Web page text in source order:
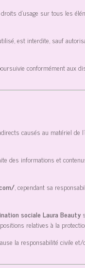
d’usage sur tous les
est interdite, sauf
conformément aux
causés au matériel de
des informations et
, cependant sa
sociale Laura Beauty
relatives à la
la responsabilité civile et/